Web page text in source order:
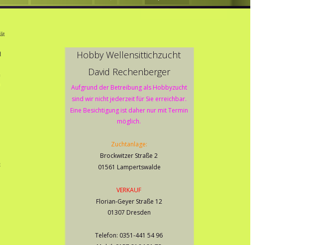
Hobby Wellensittichzucht
David Rechenberger
Aufgrund der Betreibung als Hobbyzucht
sind wir nicht jederzeit für Sie erreichbar.
Eine Besichtigung ist daher nur mit Termin
möglich.
Zuchtanlage:
Brockwitzer Straße 2
01561 Lampertswalde
VERKAUF
Florian-Geyer Straße 12
01307 Dresden
Telefon: 0351-441 54 96